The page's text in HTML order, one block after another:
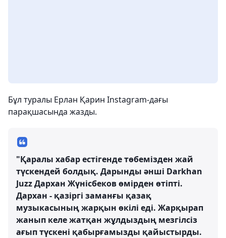
Бұл туралы Ерлан Қарин Instagram-дағы
парақшасында жазды.
"Қаралы хабар естігенде төбемізден жай
түскендей болдық. Дарынды әнші Darkhan
Juzz Дархан Жүнісбеков өмірден өтіпті.
Дархан - қазіргі заманғы қазақ
музыкасының жарқын өкілі еді. Жарқырап
жанып келе жатқан жұлдыздың мезгілсіз
ағып түскені қабырғамызды қайыстырды.